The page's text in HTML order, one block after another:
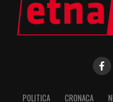
POLITICA CRONACA